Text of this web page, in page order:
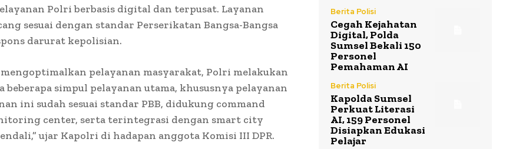
Polri berbasis digital dan terpusat. Layanan
sesuai dengan standar Perserikatan Bangsa-Bangsa
darurat kepolisian.
mengoptimalkan pelayanan masyarakat, Polri melakukan
beberapa simpul pelayanan utama, khususnya pelayanan
ini sudah sesuai standar PBB, didukung command
center, serta terintegrasi dengan smart city
ujar Kapolri di hadapan anggota Komisi III DPR.
Berita Polisi
Cegah Kejahatan
Digital, Polda
Sumsel Bekali 150
Personel
Pemahaman AI
Berita Polisi
Kapolda Sumsel
Perkuat Literasi
AI, 159 Personel
Disiapkan Edukasi
Pelajar